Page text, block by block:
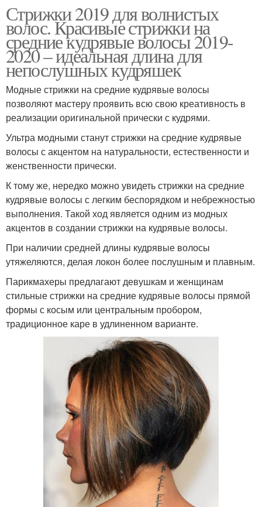
Стрижки 2019 для волнистых
волос. Красивые стрижки на
средние кудрявые волосы 2019-
2020 – идеальная длина для
непослушных кудряшек
Модные стрижки на средние кудрявые волосы
позволяют мастеру проявить всю свою креативность в
реализации оригинальной прически с кудрями.
Ультра модными станут стрижки на средние кудрявые
волосы с акцентом на натуральности, естественности и
женственности прически.
К тому же, нередко можно увидеть стрижки на средние
кудрявые волосы с легким беспорядком и небрежностью
выполнения. Такой ход является одним из модных
акцентов в создании стрижки на кудрявые волосы.
При наличии средней длины кудрявые волосы
утяжеляются, делая локон более послушным и плавным.
Парикмахеры предлагают девушкам и женщинам
стильные стрижки на средние кудрявые волосы прямой
формы с косым или центральным пробором,
традиционное каре в удлиненном варианте.